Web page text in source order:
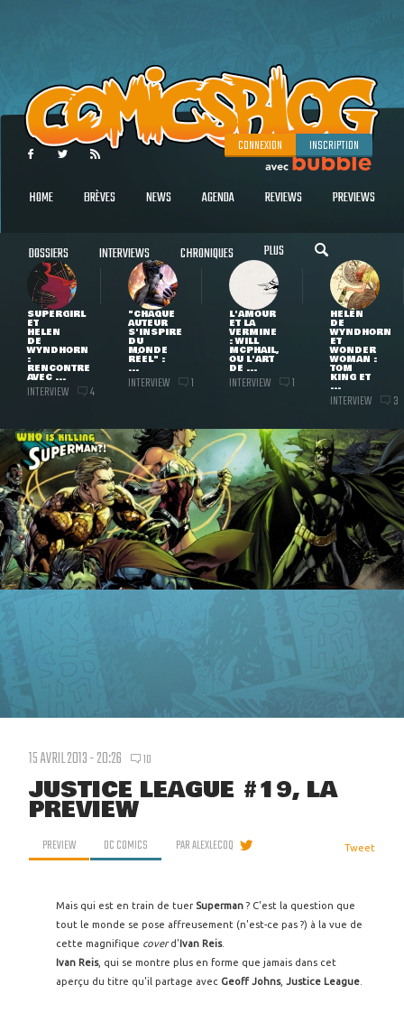
CONNEXION INSCRIPTION
HOME BRÈVES NEWS AGENDA REVIEWS PREVIEWS
DOSSIERS INTERVIEWS CHRONIQUES PLUS
SUPERGIRL
ET
HELEN
DE
WYNDHORN
:
RENCONTRE
AVEC ...
INTERVIEW 4
"CHAQUE
AUTEUR
S'INSPIRE
DU
MONDE
RÉEL" :
...
INTERVIEW 1
L'AMOUR
ET LA
VERMINE
: WILL
MCPHAIL,
OU L'ART
DE ...
INTERVIEW 1
HELEN
DE
WYNDHORN
ET
WONDER
WOMAN :
TOM
KING ET
...
INTERVIEW 3
15 AVRIL 2013 - 20:26 10
JUSTICE LEAGUE #19, LA
PREVIEW
PREVIEW DC COMICS PARALEXLECOQ Tweet
Mais qui est en train de tuer Superman ? C'est la question que
tout le monde se pose affreusement (n'est-ce pas ?) à la vue de
cette magnifique coverd'Ivan Reis.
Ivan Reis, qui se montre plus en forme que jamais dans cet
aperçu du titre qu'il partage avec Geoff Johns, Justice League